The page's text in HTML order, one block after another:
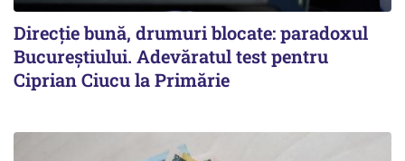
Direcție bună, drumuri blocate: paradoxul
Bucureștiului. Adevăratul test pentru
Ciprian Ciucu la Primărie